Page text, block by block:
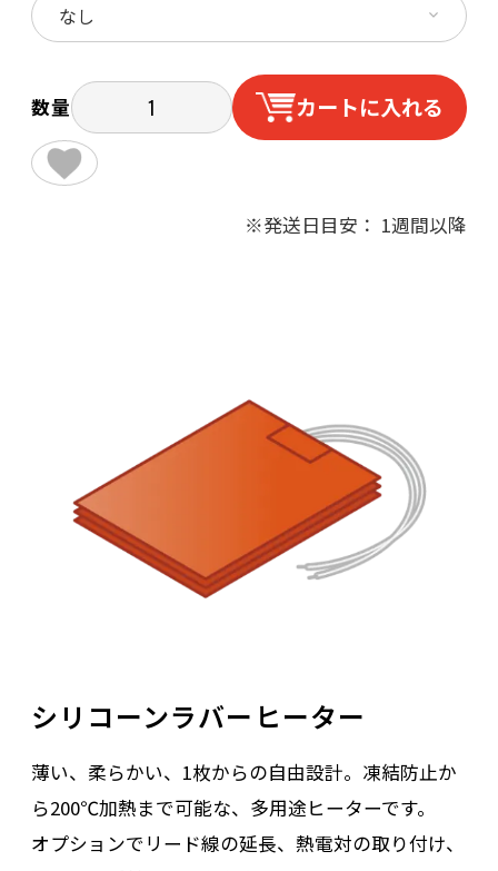
数量 カートに入れる
※発送日目安： 1週間以降
シリコーンラバーヒーター
薄い、柔らかい、1枚からの自由設計。凍結防止か
ら200℃加熱まで可能な、多用途ヒーターです。
オプションでリード線の延長、熱電対の取り付け、